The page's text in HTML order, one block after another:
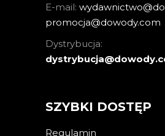
E-mail:
promocja@dowody.com
Dystrybucja:
SZYBKI DOSTĘP
Regulamin